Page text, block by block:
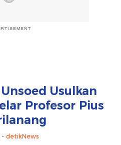
Usulkan
Profesor Pius
- detikNews